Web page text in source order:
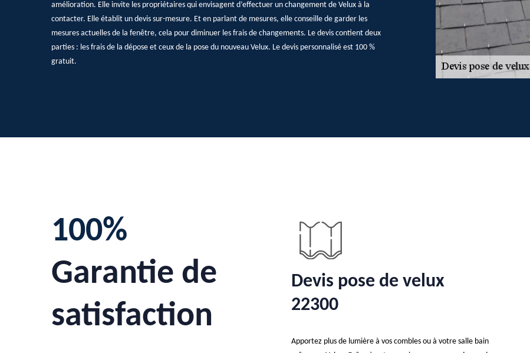
amélioration. Elle invite les propriétaires qui envisagent d’effectuer un changement de Velux à la
contacter. Elle établit un devis sur-mesure. Et en parlant de mesures, elle conseille de garder les
mesures actuelles de la fenêtre, cela pour diminuer les frais de changements. Le devis contient deux
parties : les frais de la dépose et ceux de la pose du nouveau Velux. Le devis personnalisé est 100 %
gratuit.
100%
Garantie de
satisfaction
Devis pose de velux
22300
Apportez plus de lumière à vos combles ou à votre salle bain